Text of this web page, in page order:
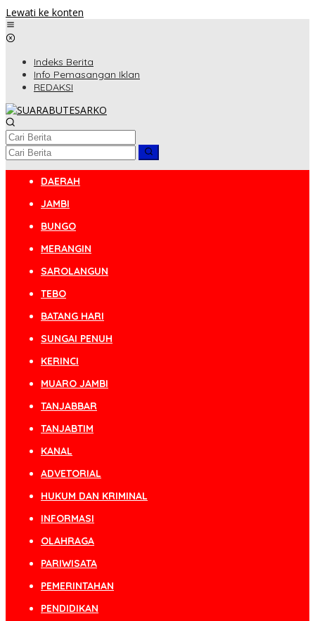
Lewati ke konten
Indeks Berita
Info Pemasangan Iklan
REDAKSI
DAERAH
JAMBI
BUNGO
MERANGIN
SAROLANGUN
TEBO
BATANG HARI
SUNGAI PENUH
KERINCI
MUARO JAMBI
TANJABBAR
TANJABTIM
KANAL
ADVETORIAL
HUKUM DAN KRIMINAL
INFORMASI
OLAHRAGA
PARIWISATA
PEMERINTAHAN
PENDIDIKAN